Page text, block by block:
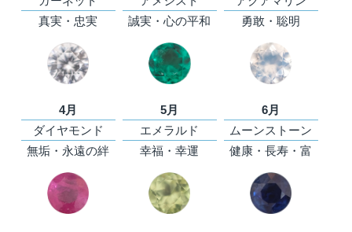
真実・忠実
誠実・心の平和
勇敢・聡明
4月
ダイヤモンド
無垢・永遠の絆
5月
エメラルド
幸福・幸運
6月
ムーンストーン
健康・長寿・富